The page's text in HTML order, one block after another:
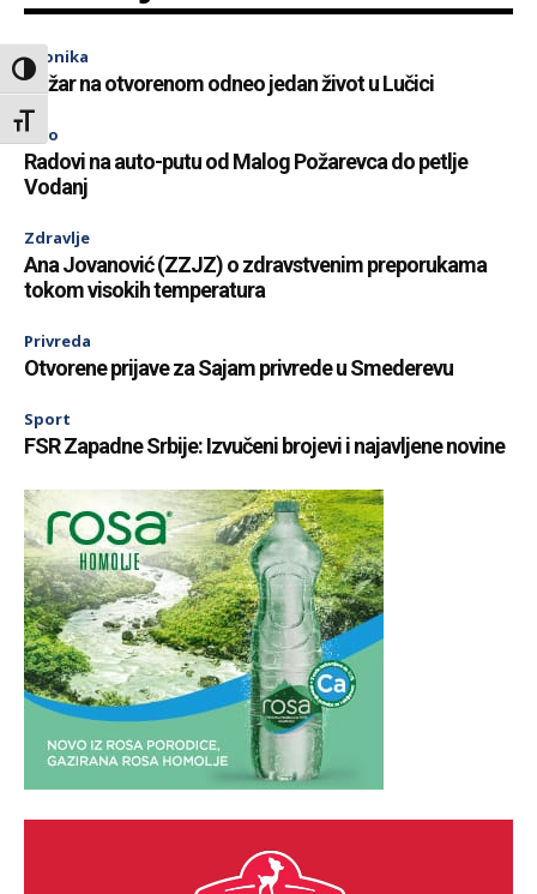
Toggle High Contrast
Toggle Font size
Hronika
Požar na otvorenom odneo jedan život u Lučici
Info
Radovi na auto-putu od Malog Požarevca do petlje
Vodanj
Zdravlje
Ana Jovanović (ZZJZ) o zdravstvenim preporukama
tokom visokih temperatura
Privreda
Otvorene prijave za Sajam privrede u Smederevu
Sport
FSR Zapadne Srbije: Izvučeni brojevi i najavljene novine